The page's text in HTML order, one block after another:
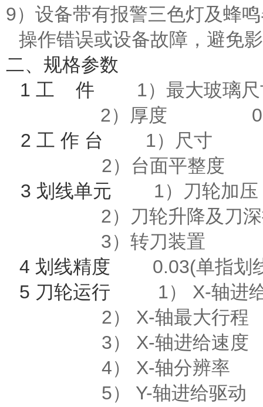
9）设备带有报警三色灯及蜂
操作错误或设备故障，避免
二、规格参数
1 工 件
1）最大玻璃
2）厚度
2 工 作 台
1）尺寸
2）台面平整度
3 划线单元
1）刀轮加
2）刀轮升降及刀
3）转刀装置
4 划线精度 0.03(单指划
5 刀轮运行
1） X-轴进
2） X-轴最大行
3） X-轴进给速
4） X-轴分辨率
5） Y-轴进给驱